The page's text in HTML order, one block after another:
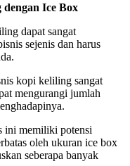
Ice Box
dapat sangat
sejenis dan harus
kopi keliling sangat
mengurangi jumlah
ini memiliki potensi
oleh ukuran ice box
seberapa banyak